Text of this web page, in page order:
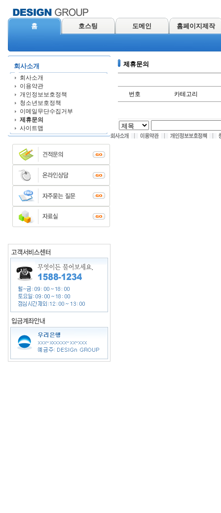
홈 호스팅 도메인 홈페이지제작
회사소개
회사소개
이용약관
개인정보보호정책
청소년보호정책
이메일무단수집거부
제휴문의
사이트맵
제휴문의
번호 카테고리